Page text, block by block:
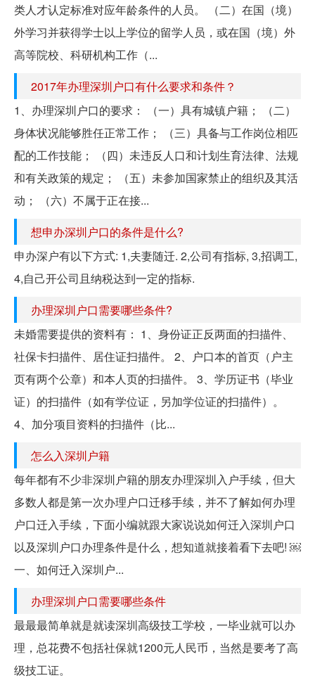
类人才认定标准对应年龄条件的人员。 （二）在国（境）
外学习并获得学士以上学位的留学人员，或在国（境）外
高等院校、科研机构工作（...
2017年办理深圳户口有什么要求和条件？
1、办理深圳户口的要求： （一）具有城镇户籍； （二）
身体状况能够胜任正常工作； （三）具备与工作岗位相匹
配的工作技能； （四）未违反人口和计划生育法律、法规
和有关政策的规定； （五）未参加国家禁止的组织及其活
动； （六）不属于正在接...
想申办深圳户口的条件是什么?
申办深户有以下方式: 1,夫妻随迁. 2,公司有指标, 3,招调工,
4,自己开公司且纳税达到一定的指标.
办理深圳户口需要哪些条件?
未婚需要提供的资料有： 1、身份证正反两面的扫描件、
社保卡扫描件、居住证扫描件。 2、户口本的首页（户主
页有两个公章）和本人页的扫描件。 3、学历证书（毕业
证）的扫描件（如有学位证，另加学位证的扫描件）。
4、加分项目资料的扫描件（比...
怎么入深圳户籍
每年都有不少非深圳户籍的朋友办理深圳入户手续，但大
多数人都是第一次办理户口迁移手续，并不了解如何办理
户口迁入手续，下面小编就跟大家说说如何迁入深圳户口
以及深圳户口办理条件是什么，想知道就接着看下去吧! ￼
一、如何迁入深圳户...
办理深圳户口需要哪些条件
最最最简单就是就读深圳高级技工学校，一毕业就可以办
理，总花费不包括社保就1200元人民币，当然是要考了高
级技工证。